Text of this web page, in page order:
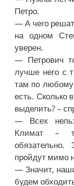
Петро.
— А чего
на одном
уверен.
— Петрович
лучше него с
там по любому
есть. Сколько
выделить? –
— Всех
Климат –
пройдут мимо
— Значит,
будем